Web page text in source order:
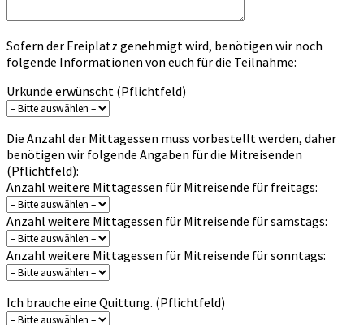
Sofern der Freiplatz genehmigt wird, benötigen wir noch
folgende Informationen von euch für die Teilnahme:
Urkunde erwünscht (Pflichtfeld)
Die Anzahl der Mittagessen muss vorbestellt werden, daher
benötigen wir folgende Angaben für die Mitreisenden
(Pflichtfeld):
Anzahl weitere Mittagessen für Mitreisende für freitags:
Anzahl weitere Mittagessen für Mitreisende für samstags:
Anzahl weitere Mittagessen für Mitreisende für sonntags:
Ich brauche eine Quittung. (Pflichtfeld)